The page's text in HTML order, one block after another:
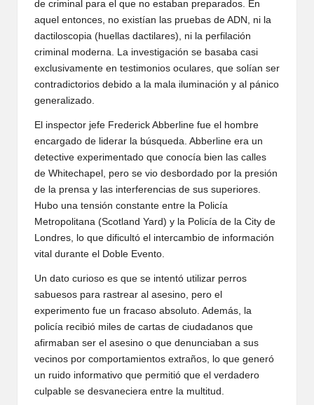
de criminal para el que no estaban preparados. En
aquel entonces, no existían las pruebas de ADN, ni la
dactiloscopia (huellas dactilares), ni la perfilación
criminal moderna. La investigación se basaba casi
exclusivamente en testimonios oculares, que solían ser
contradictorios debido a la mala iluminación y al pánico
generalizado.
El inspector jefe Frederick Abberline fue el hombre
encargado de liderar la búsqueda. Abberline era un
detective experimentado que conocía bien las calles
de Whitechapel, pero se vio desbordado por la presión
de la prensa y las interferencias de sus superiores.
Hubo una tensión constante entre la Policía
Metropolitana (Scotland Yard) y la Policía de la City de
Londres, lo que dificultó el intercambio de información
vital durante el Doble Evento.
Un dato curioso es que se intentó utilizar perros
sabuesos para rastrear al asesino, pero el
experimento fue un fracaso absoluto. Además, la
policía recibió miles de cartas de ciudadanos que
afirmaban ser el asesino o que denunciaban a sus
vecinos por comportamientos extraños, lo que generó
un ruido informativo que permitió que el verdadero
culpable se desvaneciera entre la multitud.